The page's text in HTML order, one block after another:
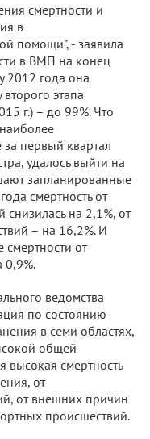
смертности и
в
помощи", - заявила
в ВМП на конец
2012 года она
этапа
г.) – до 99%. Что
первый квартал
удалось выйти на
запланированные
смертность от
на 2,1%, от
– на 16,2%. И
от
0,9%.
ведомства
по состоянию
в семи областях,
общей
высокая смертность
от
от внешних причин
происшествий.